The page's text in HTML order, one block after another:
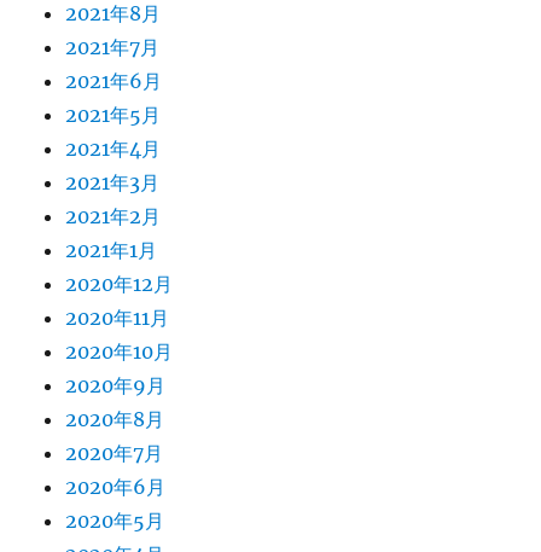
2021年8月
2021年7月
2021年6月
2021年5月
2021年4月
2021年3月
2021年2月
2021年1月
2020年12月
2020年11月
2020年10月
2020年9月
2020年8月
2020年7月
2020年6月
2020年5月